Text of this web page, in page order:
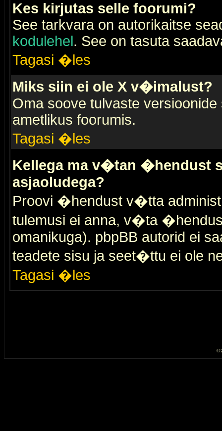
Kes kirjutas selle foorumi?
See tarkvara on autorikaitse
kodulehel. See on tasuta
Tagasi �les
Miks siin ei ole X v�imalust?
Oma soove tulvaste
ametlikus foorumis.
Tagasi �les
Kellega ma v�tan �hendust
asjaoludega?
Proovi �hendust v�tta
tulemusi ei anna, v�ta
omanikuga). pbpBB autorid ei
teadete sisu ja seet�ttu ei ole
Tagasi �les
©